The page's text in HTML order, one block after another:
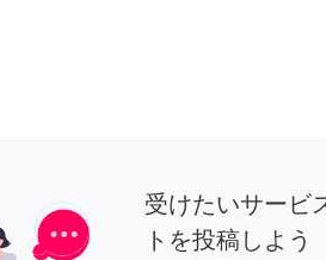
受けたいサービ
トを投稿しよう